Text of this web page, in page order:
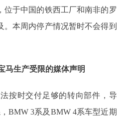
位于中国的铁西工厂和南非的罗
。本周内停产情况暂时不会得到
马生产受限的媒体声明
按时交付足够的转向部件，导
BMW 3系及BMW 4系车型近期